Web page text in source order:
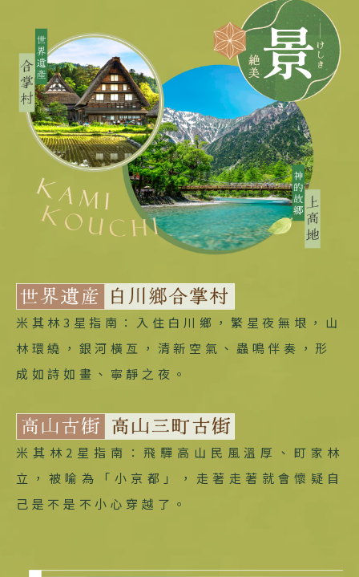
米其林3星指南：入住白川鄉，繁星夜無垠，山
林環繞，銀河橫亙，清新空氣、蟲鳴伴奏，形
成如詩如畫、寧靜之夜。
米其林2星指南：飛驒高山民風溫厚、町家林
立，被喻為「小京都」，走著走著就會懷疑自
己是不是不小心穿越了。